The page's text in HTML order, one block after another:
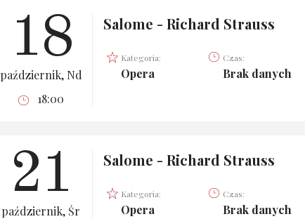
18
październik, Nd
18:00
Salome - Richard Strauss
Kategoria:
Opera
Czas:
Brak danych
21
październik, Śr
Salome - Richard Strauss
Kategoria:
Opera
Czas:
Brak danych